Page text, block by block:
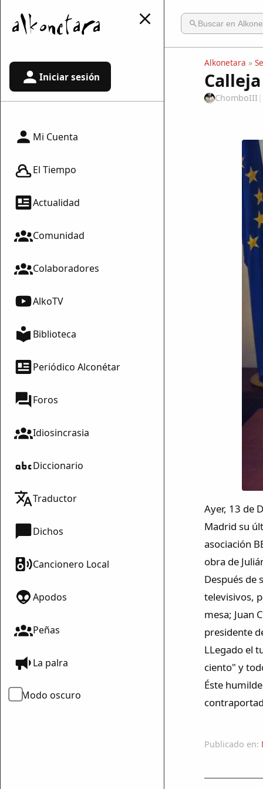
Iniciar sesión
Mi Cuenta
El Tiempo
Actualidad
Comunidad
Colaboradores
AlkoTV
Biblioteca
Periódico Alconétar
Foros
Idiosincrasia
Diccionario
Traductor
Dichos
Cancionero Local
Apodos
Peñas
La palra
Modo oscuro
Alkonetara »
ChomboIII |
Ayer, 13 de
Madrid su
asociación
obra de
Después de
televisivos,
mesa; Juan
presidente
LLegado el
ciento" y
Éste
Publicado en: